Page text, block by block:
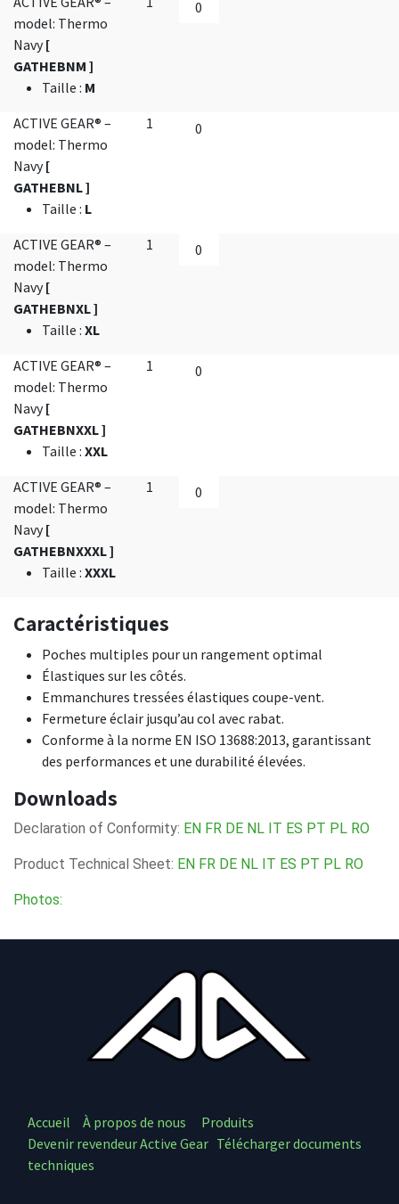
model: Thermo
Navy[
GATHEBNM ]
Taille : M
ACTIVE GEAR® –
model: Thermo
Navy[
GATHEBNL ]
Taille : L
1
ACTIVE GEAR® –
model: Thermo
Navy[
GATHEBNXL ]
Taille : XL
1
ACTIVE GEAR® –
model: Thermo
Navy[
GATHEBNXXL ]
Taille : XXL
1
ACTIVE GEAR® –
model: Thermo
Navy[
GATHEBNXXXL ]
Taille : XXXL
1
Caractéristiques
Poches multiples pour un rangement optimal
Élastiques sur les côtés.
Emmanchures tressées élastiques coupe-vent.
Fermeture éclair jusqu’au col avec rabat.
Conforme à la norme EN ISO 13688:2013, garantissant
des performances et une durabilité élevées.
Downloads
Declaration of Conformity: EN FR DE NL IT ES PT PL RO
Product Technical Sheet: EN FR DE NL IT ES PT PL RO
Photos:
Accueil À propos de nous
Produits
Devenir revendeur Active Gear Télécharger documents
techniques